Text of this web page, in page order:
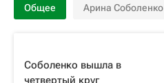
Общее Арина Соболенко
Соболенко вышла в
четвертый круг